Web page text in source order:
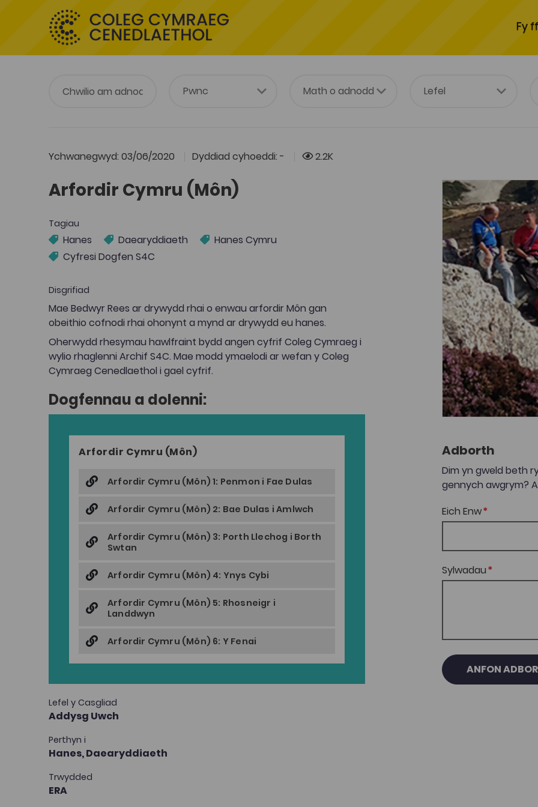
Fy
Ychwanegwyd: 03/06/2020 Dyddiad cyhoeddi: - 2.2K
Arfordir Cymru (Môn)
Tagiau
Hanes Daearyddiaeth
Hanes Cymru
Cyfresi Dogfen S4C
Disgrifiad
Mae Bedwyr Rees ar drywydd rhai o enwau arfordir Môn gan
obeithio cofnodi rhai ohonynt a mynd ar drywydd eu hanes.
Oherwydd rhesymau hawlfraint bydd angen cyfrif Coleg Cymraeg i
wylio rhaglenni Archif S4C. Mae modd ymaelodi ar wefan y Coleg
Cymraeg Cenedlaethol i gael cyfrif.
Dogfennau a dolenni:
Arfordir Cymru (Môn)
Arfordir Cymru (Môn) 1: Penmon i Fae Dulas
Arfordir Cymru (Môn) 2: Bae Dulas i Amlwch
Arfordir Cymru (Môn) 3: Porth Llechog i Borth
Swtan
Arfordir Cymru (Môn) 4: Ynys Cybi
Arfordir Cymru (Môn) 5: Rhosneigr i
Landdwyn
Arfordir Cymru (Môn) 6: Y Fenai
Lefel y Casgliad
Addysg Uwch
Perthyn i
Hanes,Daearyddiaeth
Trwydded
ERA
Adborth
Dim yn gweld beth
gennych awgrym?
Eich Enw
Sylwadau
ANFON